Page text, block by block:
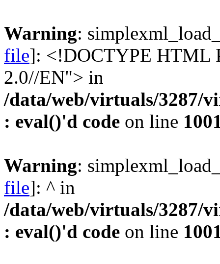
Warning:
file]: <!DOCTYPE
2.0//EN"> in
/data/web/virtuals/3287/
: eval()'d code on line
Warning:
file]: ^ in
/data/web/virtuals/3287/
: eval()'d code on line